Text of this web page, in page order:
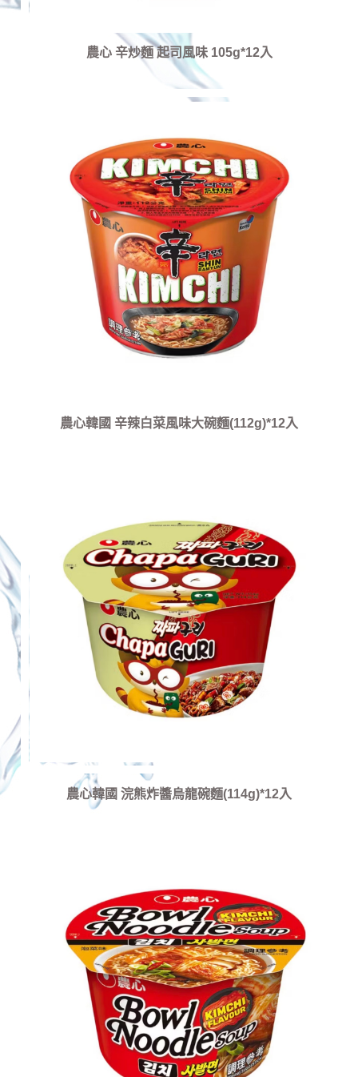
農心 辛炒麵 起司風味 105g*12入
農心韓國 辛辣白菜風味大碗麵(112g)*12入
農心韓國 浣熊炸醬烏龍碗麵(114g)*12入